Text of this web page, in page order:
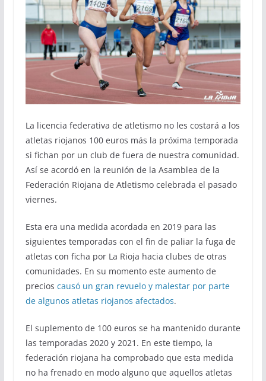
La licencia federativa de atletismo no les costará a los
atletas riojanos 100 euros más la próxima temporada
si fichan por un club de fuera de nuestra comunidad.
Así se acordó en la reunión de la Asamblea de la
Federación Riojana de Atletismo celebrada el pasado
viernes.
Esta era una medida acordada en 2019 para las
siguientes temporadas con el fin de paliar la fuga de
atletas con ficha por La Rioja hacia clubes de otras
comunidades. En su momento este aumento de
precios causó un gran revuelo y malestar por parte
de algunos atletas riojanos afectados.
El suplemento de 100 euros se ha mantenido durante
las temporadas 2020 y 2021. En este tiempo, la
federación riojana ha comprobado que esta medida
no ha frenado en modo alguno que aquellos atletas